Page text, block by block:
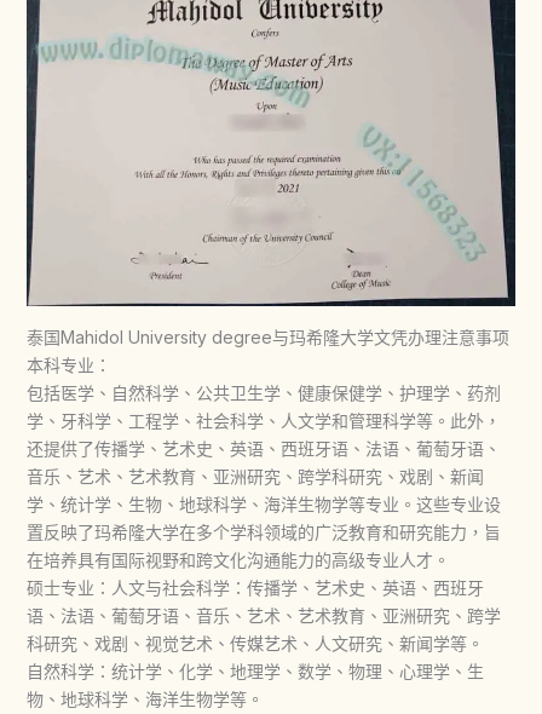
泰国Mahidol University degree与玛希隆大学文凭办理注意事项
本科专业：
包括医学、‌自然科学、‌公共卫生学、‌健康保健学、‌护理学、‌药剂
学、‌牙科学、‌工程学、‌社会科学、‌人文学和管理科学等。‌此外，‌
还提供了传播学、‌艺术史、‌英语、‌西班牙语、‌法语、‌葡萄牙语、‌
音乐、‌艺术、‌艺术教育、‌亚洲研究、‌跨学科研究、‌戏剧、‌新闻
学、‌统计学、‌生物、‌地球科学、‌海洋生物学等专业。‌这些专业设
置反映了玛希隆大学在多个学科领域的广泛教育和研究能力，‌旨
在培养具有国际视野和跨文化沟通能力的高级专业人才。‌
硕士专业：人文与社会科学：‌传播学、‌艺术史、‌英语、‌西班牙
语、‌法语、‌葡萄牙语、‌音乐、‌艺术、‌艺术教育、‌亚洲研究、‌跨学
科研究、‌戏剧、‌视觉艺术、‌传媒艺术、‌人文研究、‌新闻学等。‌
自然科学：‌统计学、‌化学、‌地理学、‌数学、‌物理、‌心理学、‌生
物、‌地球科学、‌海洋生物学等。‌